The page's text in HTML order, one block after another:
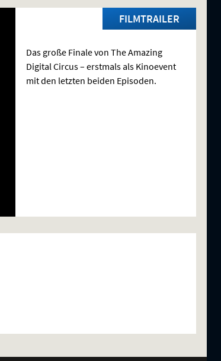
FILMTRAILER
Das große Finale von The Amazing
Digital Circus – erstmals als Kinoevent
mit den letzten beiden Episoden.